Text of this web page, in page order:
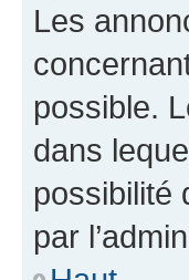
Les
possible.
dans
possibilité
par